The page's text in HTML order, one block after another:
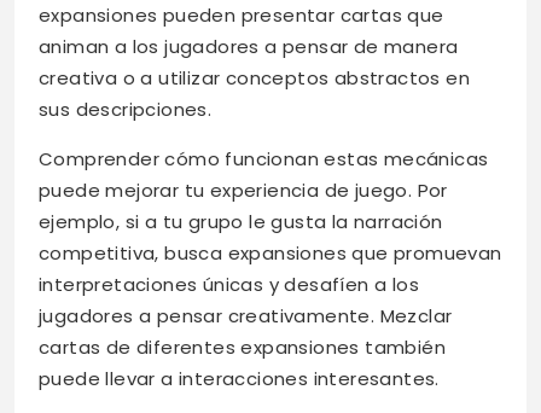
expansiones pueden presentar cartas que
animan a los jugadores a pensar de manera
creativa o a utilizar conceptos abstractos en
sus descripciones.
Comprender cómo funcionan estas mecánicas
puede mejorar tu experiencia de juego. Por
ejemplo, si a tu grupo le gusta la narración
competitiva, busca expansiones que promuevan
interpretaciones únicas y desafíen a los
jugadores a pensar creativamente. Mezclar
cartas de diferentes expansiones también
puede llevar a interacciones interesantes.